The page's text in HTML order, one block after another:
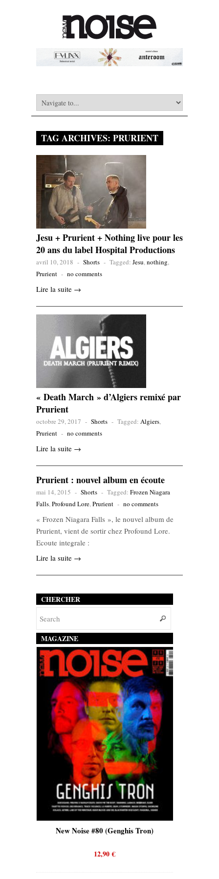
TAG ARCHIVES: PRURIENT
Jesu + Prurient + Nothing live pour les
20 ans du label Hospital Productions
avril 10, 2018 - Shorts - Tagged: Jesu,nothing,
Prurient - no comments
Lire la suite →
« Death March » d’Algiers remixé par
Prurient
octobre 29, 2017 - Shorts - Tagged: Algiers,
Prurient - no comments
Lire la suite →
Prurient : nouvel album en écoute
mai 14, 2015 - Shorts - Tagged: Frozen Niagara
Falls,Profound Lore,Prurient - no comments
« Frozen Niagara Falls », le nouvel album de
Prurient, vient de sortir chez Profound Lore.
Ecoute integrale :
Lire la suite →
CHERCHER
MAGAZINE
New Noise #80 (Genghis Tron)
12,90€